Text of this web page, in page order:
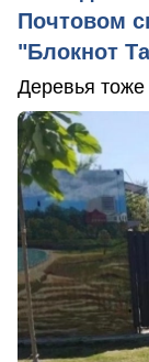
Почтовом
"Блокнот
Деревья